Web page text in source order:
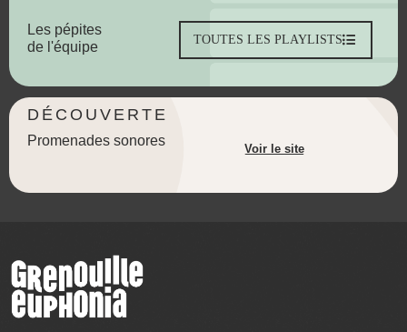
Les pépites
de l'équipe
TOUTES LES PLAYLISTS
DÉCOUVERTE
Promenades sonores
Voir le site